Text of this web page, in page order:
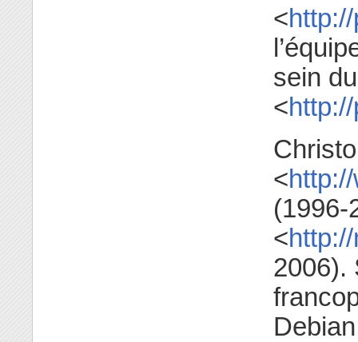
<
sein
<
<
(1996-
<
2006).